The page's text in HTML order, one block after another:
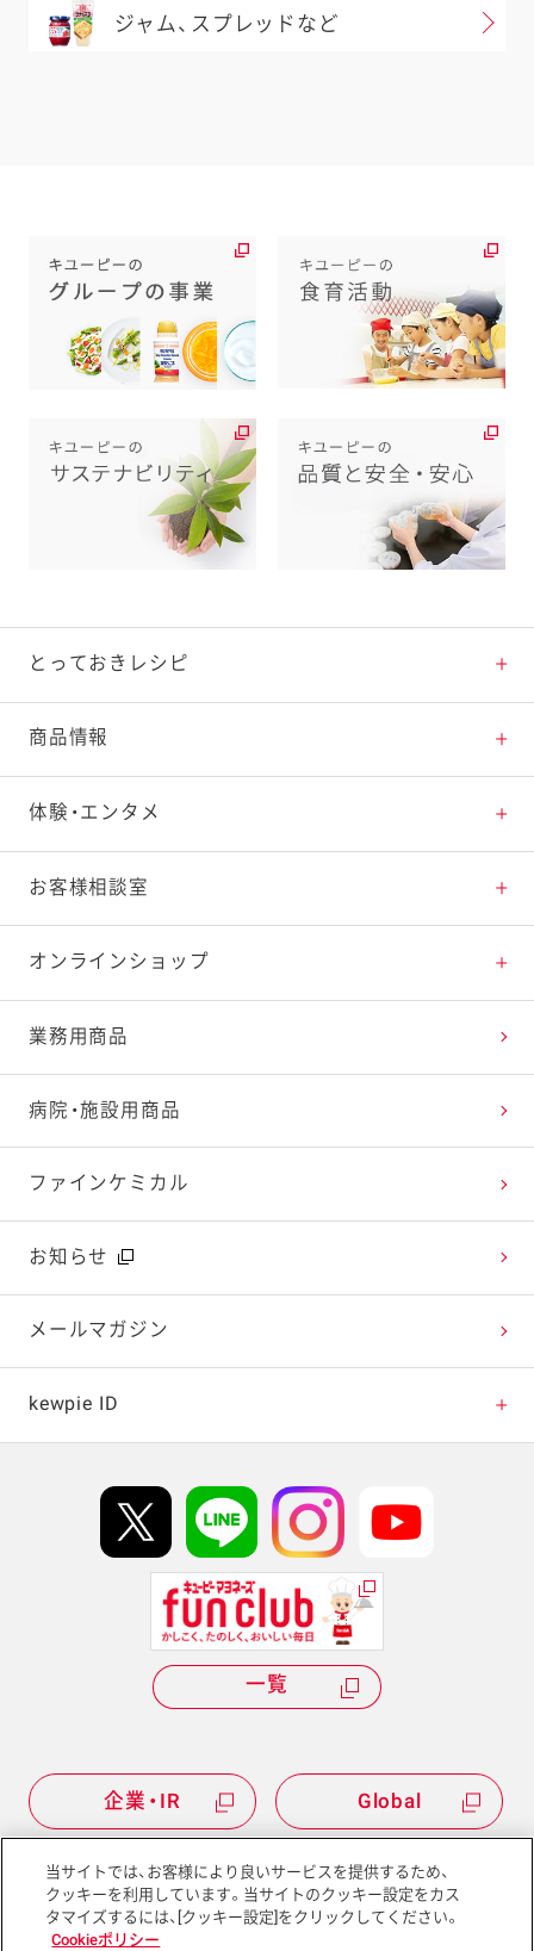
ジャム、スプレッドなど
企業・IR Global
とっておきレシピ
とっておきレシピトップ
素材の知識
料理の基本
特集レシピ
レシピランキング
レシピ動画
今日のレシピギャラリー
商品情報
商品情報トップ
新商品・リニューアル品一覧
販売終了商品一覧
体験・エンタメ
体験・エンタメトップ
マヨテラス（見学施設）
オープンキッチン（工場見学）
深谷テラス ヤサイな仲間たちファーム
おたのしみコンテンツ
広告ギャラリー
テレビ・ラジオ
キャンペーン・イベント
お客様相談室
お客様相談室トップ
よくお寄せいただくご質問
お客様の声を活かしました
オンラインショップ
Qummy
キユーピーウエルネス
業務用商品
病院・施設用商品
ファインケミカル
お知らせ
メールマガジン
kewpie ID
Hi! kewpieについて
Qummyについて
一覧
サイトマップ サイトポリシー
当サイトでは、お客様により良いサービスを提供するため、
クッキーを利用しています。当サイトのクッキー設定をカス
タマイズするには、[クッキー設定]をクリックしてください。
Cookieポリシー